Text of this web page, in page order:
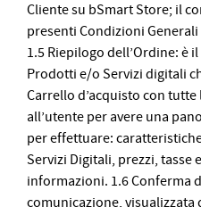
Cliente su bSmart Store; il
presenti Condizioni Generali
1.5 Riepilogo dell’Ordine: è
Prodotti e/o Servizi digitali
Carrello d’acquisto con
all’utente per avere una
per effettuare:
Servizi Digitali, prezzi, tasse
informazioni. 1.6 Conferma
comunicazione, visualizzata